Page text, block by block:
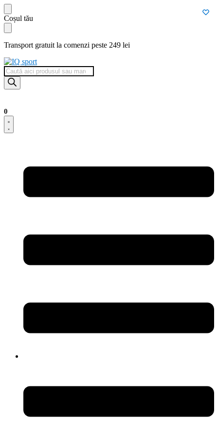
Skip
to
navigation
Skip
to
content
Coșul tău
Transport gratuit la comenzi peste 249 lei
Products
search
0